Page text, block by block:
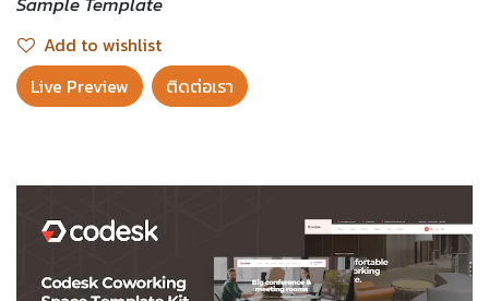
Add to wishlist
Live Preview​
ติดต่อเรา